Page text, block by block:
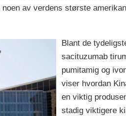
av verdens største
Blant de
sacituzumab
pumitamig og
viser hvordan
en viktig
stadig viktigere